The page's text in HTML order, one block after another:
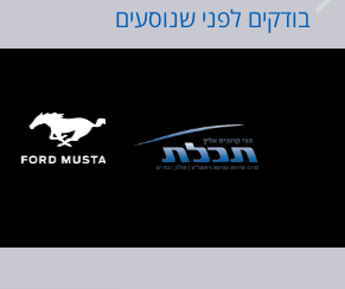
בודקים לפני שנוסעים